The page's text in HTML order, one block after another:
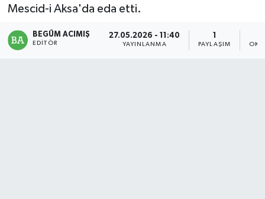
Mescid-i Aksa'da eda etti.
BEGÜM ACIMIŞ
EDITÖR
27.05.2026 - 11:40
YAYINLANMA PAYLAŞIM